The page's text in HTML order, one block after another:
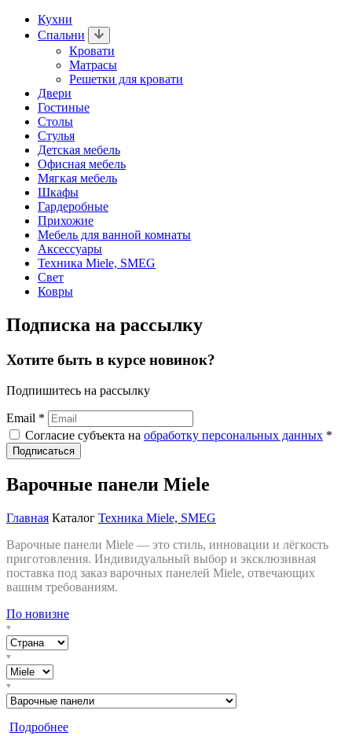
Кухни
Спальни
Кровати
Матрасы
Решетки для кровати
Двери
Гостиные
Столы
Стулья
Детская мебель
Офисная мебель
Мягкая мебель
Шкафы
Гардеробные
Прихожие
Мебель для ванной комнаты
Аксессуары
Техника Miele, SMEG
Свет
Ковры
Подписка на рассылку
Хотите быть в курсе новинок?
Подпишитесь на рассылку
Email *
Согласие субъекта на обработку персональных данных *
Подписаться
Варочные панели Miele
Главная Каталог Техника Miele, SMEG
Варочные панели Miele — это стиль, инновации и лёгкость
приготовления. Индивидуальный выбор и эксклюзивная
поставка под заказ варочных панелей Miele, отвечающих
вашим требованиям.
По новизне
Подробнее